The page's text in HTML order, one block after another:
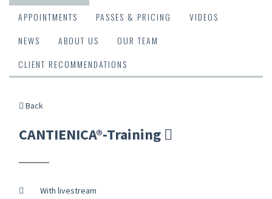
APPOINTMENTS
PASSES & PRICING
VIDEOS
NEWS
ABOUT US
OUR TEAM
CLIENT RECOMMENDATIONS
Back
CANTIENICA®-Training
With livestream